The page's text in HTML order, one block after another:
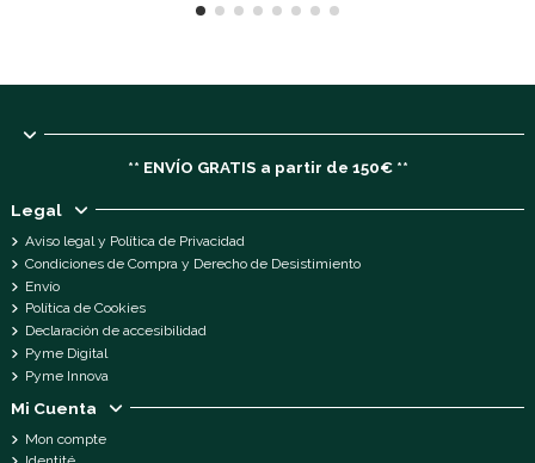
** ENVÍO GRATIS a partir de 150€ **
Legal
Aviso legal y Política de Privacidad
Condiciones de Compra y Derecho de Desistimiento
Envío
Política de Cookies
Declaración de accesibilidad
Pyme Digital
Pyme Innova
Mi Cuenta
Mon compte